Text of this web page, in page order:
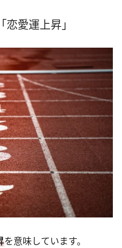
恋愛運上昇」
を意味しています。